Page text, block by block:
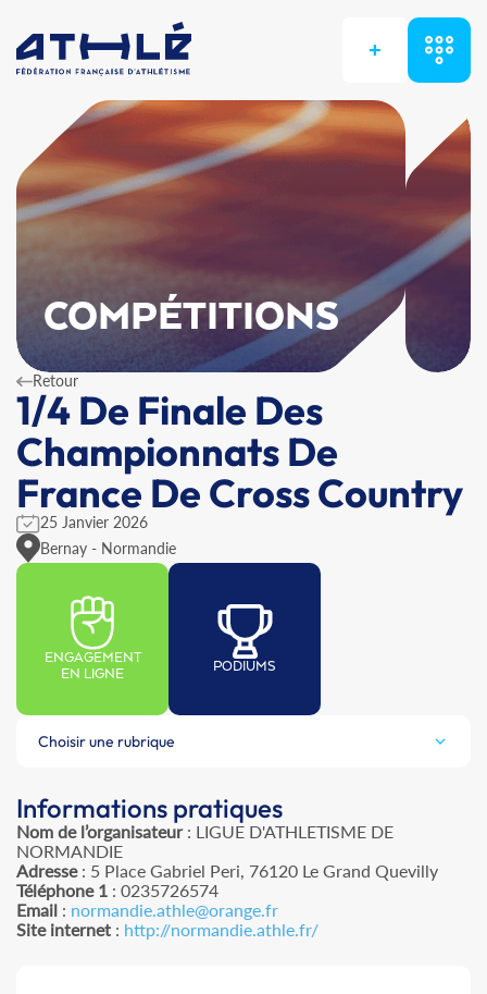
+
COMPÉTITIONS
Retour
1/4 De Finale Des
Championnats De
France De Cross Country
25 Janvier 2026
Bernay - Normandie
ENGAGEMENT
EN LIGNE
PODIUMS
Choisir une rubrique
Informations pratiques
Nom de l’organisateur: LIGUE D'ATHLETISME DE
NORMANDIE
Adresse: 5 Place Gabriel Peri, 76120 Le Grand Quevilly
Téléphone 1 : 0235726574
Email : normandie.athle@orange.fr
Site internet : http://normandie.athle.fr/